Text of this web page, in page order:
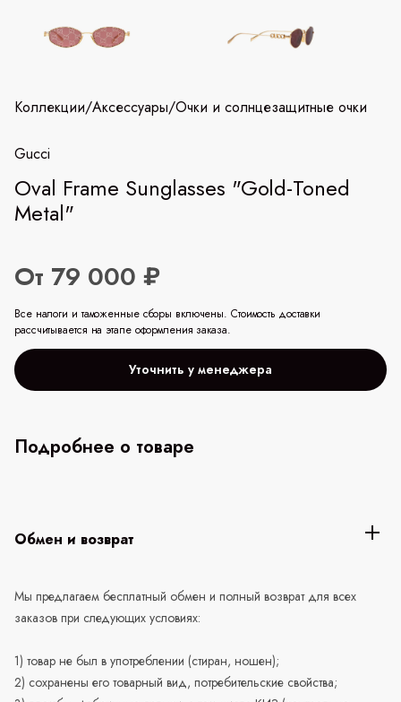
Коллекции/Аксессуары/Очки и солнцезащитные очки
Gucci
Oval Frame Sunglasses "Gold-Toned
Metal"
От 79 000 ₽
Все налоги и таможенные сборы включены. Стоимость доставки
рассчитывается на этапе оформления заказа.
Уточнить у менеджера
Подробнее о товаре
Обмен и возврат
Мы предлагаем бесплатный обмен и полный возврат для всех
заказов при следующих условиях:
1) товар не был в употреблении (стиран, ношен);
2) сохранены его товарный вид, потребительские свойства;